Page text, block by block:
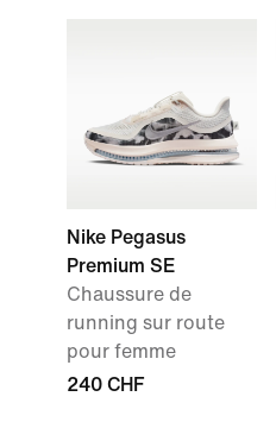
Nike Pegasus
Premium SE
Chaussure de
running sur route
pour femme
240 CHF